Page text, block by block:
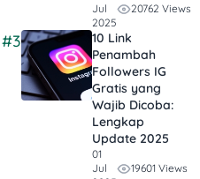
Jul
2025
20762 Views
#3
10 Link
Penambah
Followers IG
Gratis yang
Wajib Dicoba:
Lengkap
Update 2025
01
Jul
19601 Views